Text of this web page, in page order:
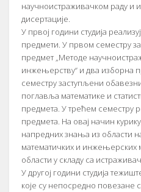
научноистраживачком раду и
дисертације.
У првој години студија
предмети. У првом семестру
предмет „Методе
инжењерству“ и два изборна
семестру заступљени
поглавља математике и
предмета. У трећем семестру
предмета. На овај начин
напредних знања из области
математичких и инжењерских
области у складу са
У другој години студија
које су непосредно повезане